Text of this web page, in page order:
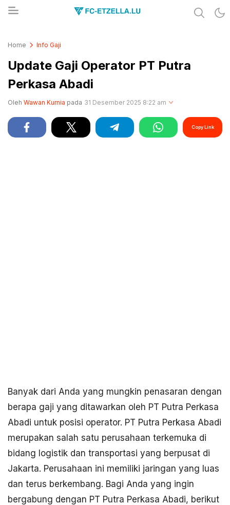
Home Info Gaji
Update Gaji Operator PT Putra
Perkasa Abadi
Oleh Wawan Kurnia pada 31 Desember 2025 8:22 am
Copy Link
Banyak dari Anda yang mungkin penasaran dengan
berapa gaji yang ditawarkan oleh PT Putra Perkasa
Abadi untuk posisi operator. PT Putra Perkasa Abadi
merupakan salah satu perusahaan terkemuka di
bidang logistik dan transportasi yang berpusat di
Jakarta. Perusahaan ini memiliki jaringan yang luas
dan terus berkembang. Bagi Anda yang ingin
bergabung dengan PT Putra Perkasa Abadi, berikut